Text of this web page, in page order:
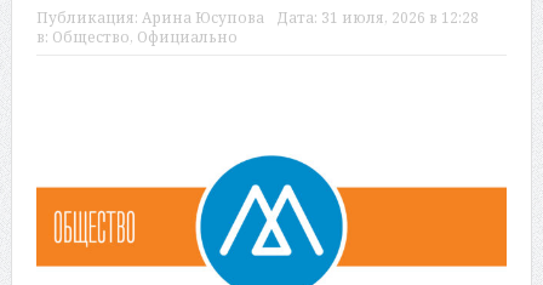
Публикация: Арина Юсупова Дата: 31 июля, 2026 в 12:28
в: Общество, Официально